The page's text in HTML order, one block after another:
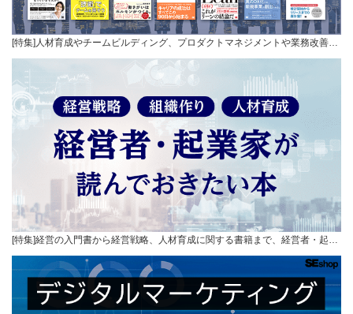
[特集]人材育成やチームビルディング、プロダクトマネジメントや業務改善…
[特集]経営の入門書から経営戦略、人材育成に関する書籍まで、経営者・起…